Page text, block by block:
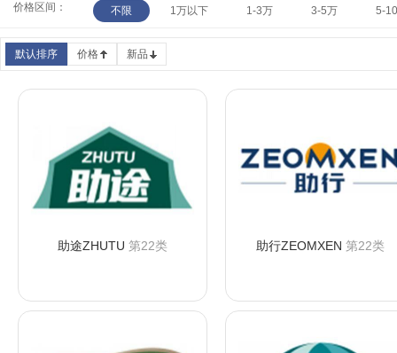
价格区间： 不限 1万以下 1-3万 3-5万 5-
默认排序 价格 新品
助途ZHUTU 第22类 助行ZEOMXEN 第22类